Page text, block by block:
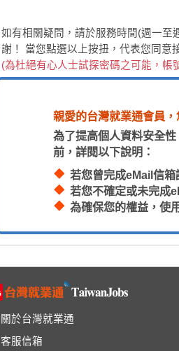
如有相關疑問，請於服務時間(週一至
謝！
當您點選以上按扭，代表您同意
(為杜絕有心人士試探密碼之可能，帳
親愛的台灣就業通會員，
為了提高個人資料安全
前，詳閱以下說明：
若您曾完成eMail信箱
若您不確定或未完成
為確保您的權益，使
關於台灣就業通
客服信箱